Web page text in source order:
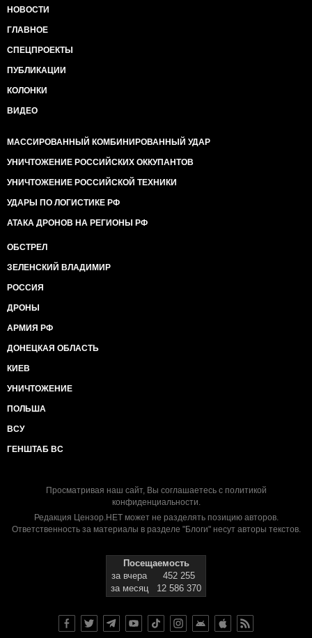
НОВОСТИ
ГЛАВНОЕ
СПЕЦПРОЕКТЫ
ПУБЛИКАЦИИ
КОЛОНКИ
ВИДЕО
МАССИРОВАННЫЙ КОМБИНИРОВАННЫЙ УДАР
УНИЧТОЖЕНИЕ РОССИЙСКИХ ОККУПАНТОВ
УНИЧТОЖЕНИЕ РОССИЙСКОЙ ТЕХНИКИ
УДАРЫ ПО ЛОГИСТИКЕ РФ
АТАКА ДРОНОВ НА РЕГИОНЫ РФ
ОБСТРЕЛ
ЗЕЛЕНСКИЙ ВЛАДИМИР
РОССИЯ
ДРОНЫ
АРМИЯ РФ
ДОНЕЦКАЯ ОБЛАСТЬ
КИЕВ
УНИЧТОЖЕНИЕ
ПОЛЬША
ВСУ
ГЕНШТАБ ВС
Просматривая наш сайт, Вы соглашаетесь с политикой
конфиденциальности.
Редакция Цензор.НЕТ может не разделять позицию авторов.
Ответственность за материалы в разделе "Блоги" несут авторы текстов.
Посещаемость
за вчера
452 255
за месяц
12 586 370